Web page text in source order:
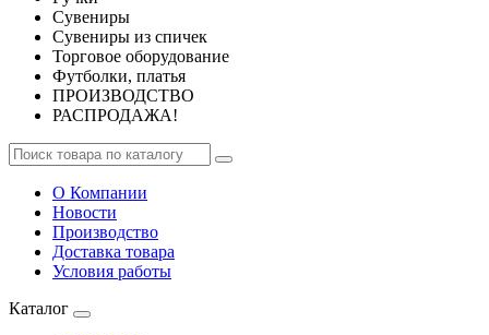
Сувениры
Сувениры из спичек
Торговое оборудование
Футболки, платья
ПРОИЗВОДСТВО
РАСПРОДАЖА!
О Компании
Новости
Производство
Доставка товара
Условия работы
Каталог